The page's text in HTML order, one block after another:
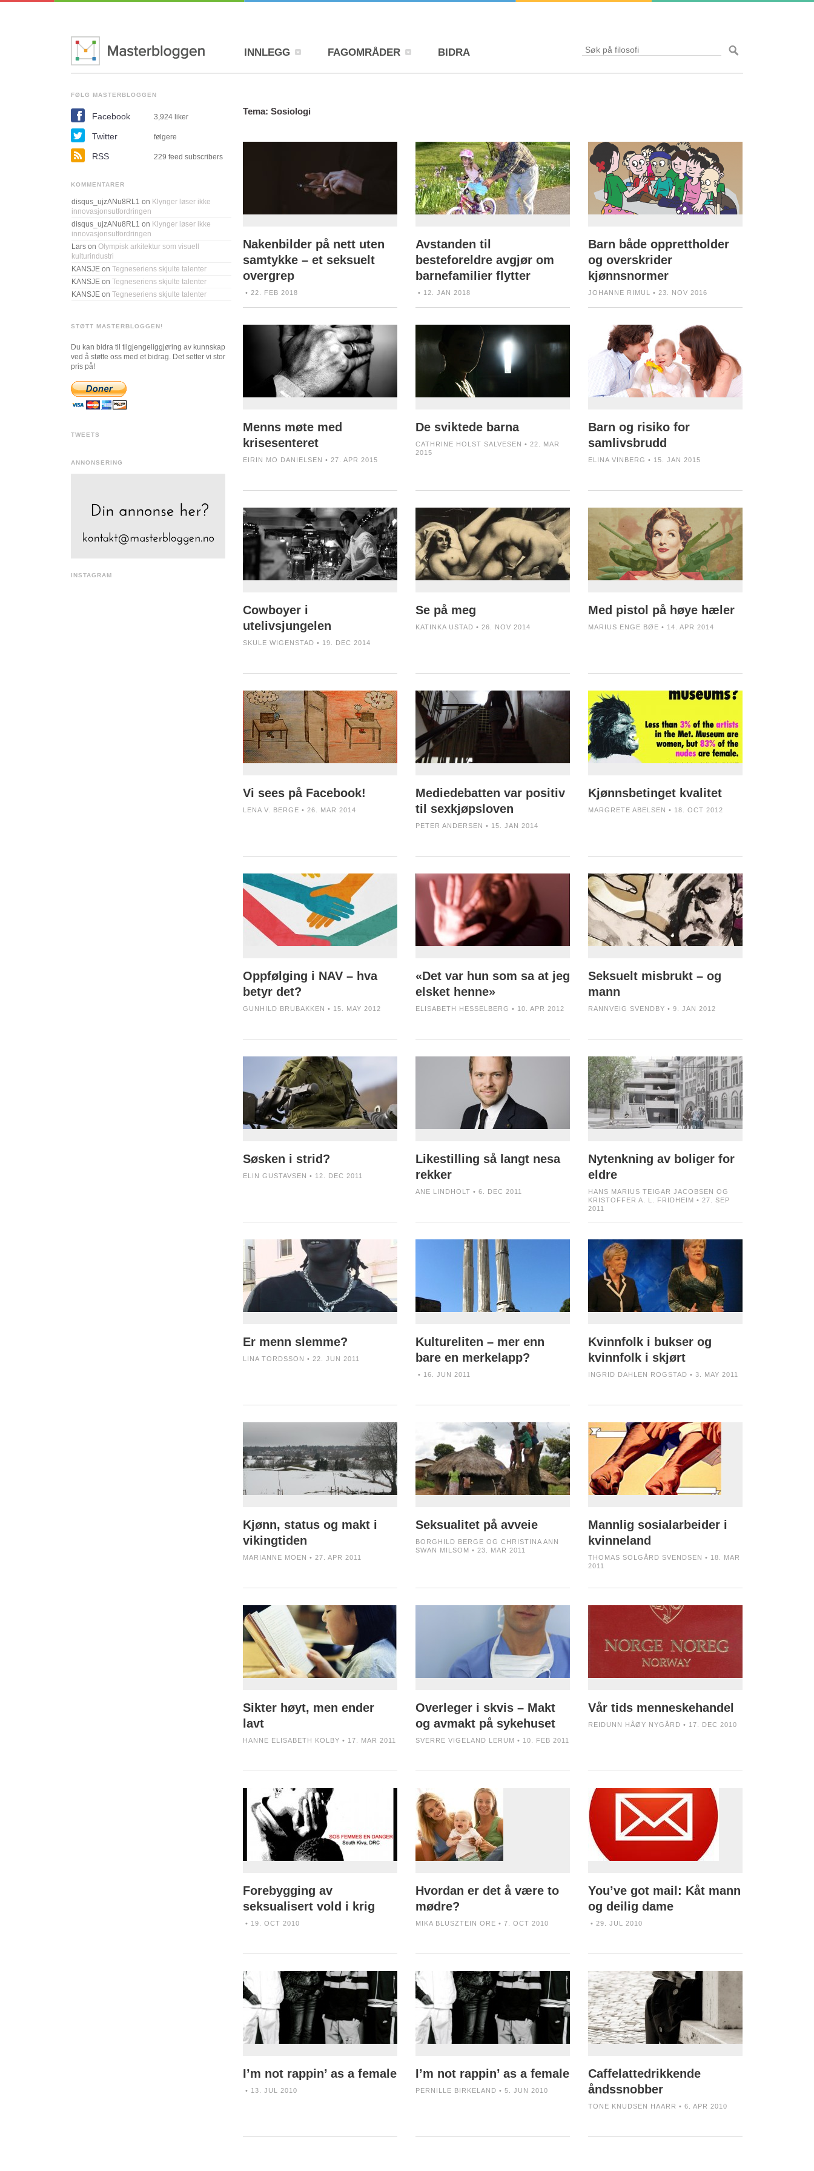
INNLEGG FAGOMRÅDER BIDRA
FØLG MASTERBLOGGEN
Facebook 3,924 liker
Twitter følgere
RSS 229 feed subscribers
KOMMENTARER
disqus_ujzANu8RL1 on Klynger løser ikke
innovasjonsutfordringen
disqus_ujzANu8RL1 on Klynger løser ikke
innovasjonsutfordringen
Lars on Olympisk arkitektur som visuell
kulturindustri
KANSJE on Tegneseriens skjulte talenter
KANSJE on Tegneseriens skjulte talenter
KANSJE on Tegneseriens skjulte talenter
STØTT MASTERBLOGGEN!
Du kan bidra til tilgjengeliggjøring av kunnskap
ved å støtte oss med et bidrag. Det setter vi stor
pris på!
TWEETS
ANNONSERING
INSTAGRAM
Tema: Sosiologi
Nakenbilder på nett uten
samtykke – et seksuelt
overgrep
• 22. FEB 2018
Avstanden til
besteforeldre avgjør om
barnefamilier flytter
• 12. JAN 2018
Barn både opprettholder
og overskrider
kjønnsnormer
JOHANNE RIMUL • 23. NOV 2016
Menns møte med
krisesenteret
EIRIN MO DANIELSEN • 27. APR 2015
De sviktede barna
CATHRINE HOLST SALVESEN • 22. MAR
2015
Barn og risiko for
samlivsbrudd
ELINA VINBERG • 15. JAN 2015
Cowboyer i
utelivsjungelen
SKULE WIGENSTAD • 19. DEC 2014
Se på meg
KATINKA USTAD • 26. NOV 2014
Med pistol på høye hæler
MARIUS ENGE BØE • 14. APR 2014
Vi sees på Facebook!
LENA V. BERGE • 26. MAR 2014
Mediedebatten var positiv
til sexkjøpsloven
PETER ANDERSEN • 15. JAN 2014
Kjønnsbetinget kvalitet
MARGRETE ABELSEN • 18. OCT 2012
Oppfølging i NAV – hva
betyr det?
GUNHILD BRUBAKKEN • 15. MAY 2012
«Det var hun som sa at jeg
elsket henne»
ELISABETH HESSELBERG • 10. APR 2012
Seksuelt misbrukt – og
mann
RANNVEIG SVENDBY • 9. JAN 2012
Søsken i strid?
ELIN GUSTAVSEN • 12. DEC 2011
Likestilling så langt nesa
rekker
ANE LINDHOLT • 6. DEC 2011
Nytenkning av boliger for
eldre
HANS MARIUS TEIGAR JACOBSEN OG
KRISTOFFER A. L. FRIDHEIM • 27. SEP
2011
Er menn slemme?
LINA TORDSSON • 22. JUN 2011
Kultureliten – mer enn
bare en merkelapp?
• 16. JUN 2011
Kvinnfolk i bukser og
kvinnfolk i skjørt
INGRID DAHLEN ROGSTAD • 3. MAY 2011
Kjønn, status og makt i
vikingtiden
MARIANNE MOEN • 27. APR 2011
Seksualitet på avveie
BORGHILD BERGE OG CHRISTINA ANN
SWAN MILSOM • 23. MAR 2011
Mannlig sosialarbeider i
kvinneland
THOMAS SOLGÅRD SVENDSEN • 18. MAR
2011
Sikter høyt, men ender
lavt
HANNE ELISABETH KOLBY • 17. MAR 2011
Overleger i skvis – Makt
og avmakt på sykehuset
SVERRE VIGELAND LERUM • 10. FEB 2011
Vår tids menneskehandel
REIDUNN HÅØY NYGÅRD • 17. DEC 2010
Forebygging av
seksualisert vold i krig
• 19. OCT 2010
Hvordan er det å være to
mødre?
MIKA BLUSZTEIN ORE • 7. OCT 2010
You’ve got mail: Kåt mann
og deilig dame
• 29. JUL 2010
I’m not rappin’ as a female
• 13. JUL 2010
I’m not rappin’ as a female
PERNILLE BIRKELAND • 5. JUN 2010
Caffelattedrikkende
åndssnobber
TONE KNUDSEN HAARR • 6. APR 2010